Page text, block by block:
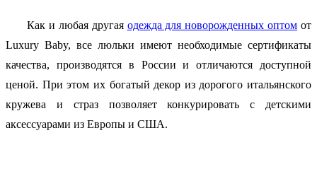
Как и любая другая одежда для новорожденных оптом от
Luxury Baby, все люльки имеют необходимые сертификаты
качества, производятся в России и отличаются доступной
ценой. При этом их богатый декор из дорогого итальянского
кружева и страз позволяет конкурировать с детскими
аксессуарами из Европы и США.